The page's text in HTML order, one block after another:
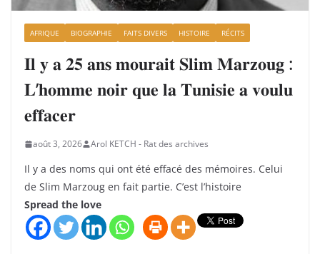
AFRIQUE BIOGRAPHIE FAITS DIVERS HISTOIRE RÉCITS
𝐈𝐥 𝐲 𝐚 𝟐𝟓 𝐚𝐧𝐬 𝐦𝐨𝐮𝐫𝐚𝐢𝐭 𝐒𝐥𝐢𝐦 𝐌𝐚𝐫𝐳𝐨𝐮𝐠 :
𝐋’𝐡𝐨𝐦𝐦𝐞 𝐧𝐨𝐢𝐫 𝐪𝐮𝐞 𝐥𝐚 𝐓𝐮𝐧𝐢𝐬𝐢𝐞 𝐚 𝐯𝐨𝐮𝐥𝐮
𝐞𝐟𝐟𝐚𝐜𝐞𝐫
août 3, 2026 Arol KETCH - Rat des archives
Il y a des noms qui ont été effacé des mémoires. Celui
de Slim Marzoug en fait partie. C’est l’histoire
Spread the love